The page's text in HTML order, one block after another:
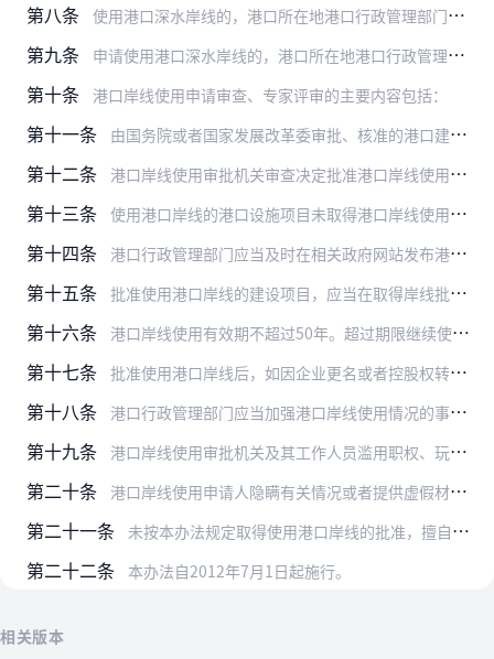
第八条 使用港口深水岸线的，港口所在地港口行政管理部门收到申请后，应当对申请使用的岸线进行现场核查，核实申请材料，转报至省级港口行政管理部门。
第九条 申请使用港口深水岸线的，港口所在地港口行政管理部门和省级人民政府港口行政管理部门应当在收到港口岸线使用申请材料后20个工作日内完成现场核查、初审和转报工作。
第十条 港口岸线使用申请审查、专家评审的主要内容包括：
第十一条 由国务院或者国家发展改革委审批、核准的港口建设项目，向国家发展改革委报送可行性研究报告或者项目申请报告时，应当同时抄报交通运输部。交通运输部对港口建设项目提出行…
第十二条 港口岸线使用审批机关审查决定批准港口岸线使用申请的，应当出具港口岸线使用批准文件。
第十三条 使用港口岸线的港口设施项目未取得港口岸线使用批准文件或者交通运输部关于使用港口岸线的意见，不予批准港口设施项目初步设计和水上水下活动许可。
第十四条 港口行政管理部门应当及时在相关政府网站发布港口岸线使用批准情况的信息。
第十五条 批准使用港口岸线的建设项目，应当在取得岸线批准文件之日起2年内开工建设。需要延期的，应当在有效期届满60日前，按照本办法规定的程序报原批准机关审批。延期申请只能…
第十六条 港口岸线使用有效期不超过50年。超过期限继续使用的，港口岸线使用人应当在期限届满3个月前向原批准机关提出申请。
第十七条 批准使用港口岸线后，如因企业更名或者控股权转移导致岸线实际使用人发生改变，或者改变批准的岸线用途，应当按照本办法规定的程序报原批准机关审批。
第十八条 港口行政管理部门应当加强港口岸线使用情况的事中事后监管，并按照规定将有关信用信息纳入相关信用信息共享平台。
第十九条 港口岸线使用审批机关及其工作人员滥用职权、玩忽职守、徇私舞弊的，由有关行政主管部门予以行政处分；构成犯罪的，由司法机关依法追究刑事责任。
第二十条 港口岸线使用申请人隐瞒有关情况或者提供虚假材料申请岸线使用许可的，不予受理或者不予许可。港口岸线申请人以欺骗、贿赂等不正当手段取得港口岸线使用许可的，应当予以撤…
第二十一条 未按本办法规定取得使用港口岸线的批准，擅自使用岸线的，由县级以上地方人民政府或者港口行政管理部门依照《中华人民共和国港口法》第四十五条的规定予以处罚。
第二十二条 本办法自2012年7月1日起施行。
相关版本